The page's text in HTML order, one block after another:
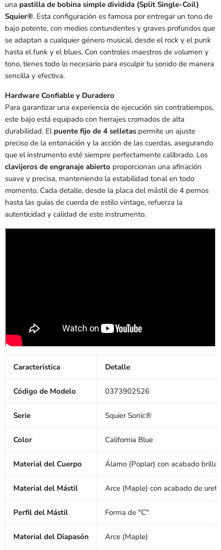
una pastilla de bobina simple dividida (Split Single-Coil)
Squier®. Esta configuración es famosa por entregar un tono de
bajo potente, con medios contundentes y graves profundos que
se adaptan a cualquier género musical, desde el rock y el punk
hasta el funk y el blues. Con controles maestros de volumen y
tono, tienes todo lo necesario para esculpir tu sonido de manera
sencilla y efectiva.
Hardware Confiable y Duradero
Para garantizar una experiencia de ejecución sin contratiempos,
este bajo está equipado con herrajes cromados de alta
durabilidad. El puente fijo de 4 selletas permite un ajuste
preciso de la entonación y la acción de las cuerdas, asegurando
que el instrumento esté siempre perfectamente calibrado. Los
clavijeros de engranaje abierto proporcionan una afinación
suave y precisa, manteniendo la estabilidad tonal en todo
momento. Cada detalle, desde la placa del mástil de 4 pernos
hasta las guías de cuerda de estilo vintage, refuerza la
autenticidad y calidad de este instrumento.
Característica Detalle
Código de Modelo 0373902526
Serie Squier Sonic®
Color California Blue
Material del Cuerpo Álamo (Poplar) con acabado
Material del Mástil Arce (Maple) con acabado de
Perfil del Mástil Forma de "C"
Material del Diapasón Arce (Maple)